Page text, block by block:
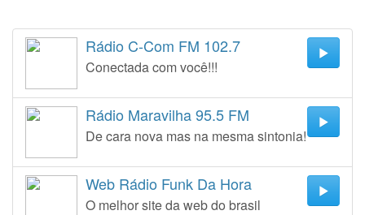
Rádio C-Com FM 102.7
Conectada com você!!!
Rádio Maravilha 95.5 FM
De cara nova mas na mesma sintonia!
Web Rádio Funk Da Hora
O melhor site da web do brasil